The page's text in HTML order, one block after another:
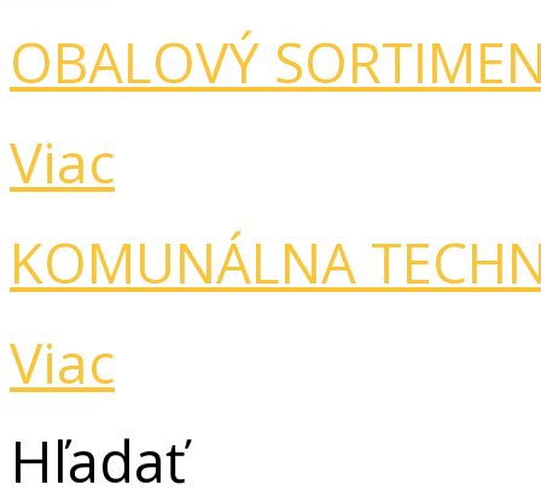
OBALOVÝ
Viac
KOMUNÁLNA
Viac
Hľadať